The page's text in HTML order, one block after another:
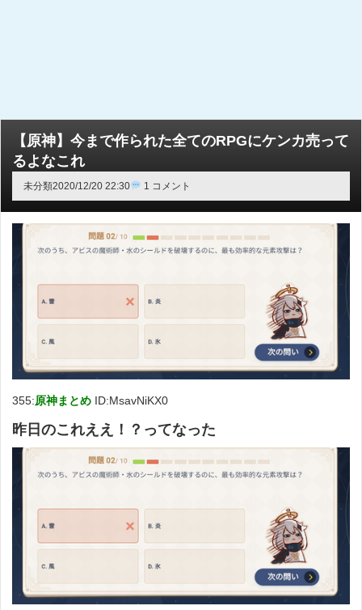
【原神】今まで作られた全てのRPGにケンカ売って
るよなこれ
未分類2020/12/20 22:30 1 コメント
355:原神まとめ ID:MsavNiKX0
昨日のこれええ！？ってなった